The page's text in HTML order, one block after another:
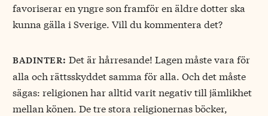
favoriserar en yngre son framför en äldre dotter ska
kunna gälla i Sverige. Vill du kommentera det?
badinter: Det är hårresande! Lagen måste vara för
alla och rättsskyddet samma för alla. Och det måste
sägas: religionen har alltid varit negativ till jämlikhet
mellan könen. De tre stora religionernas böcker,